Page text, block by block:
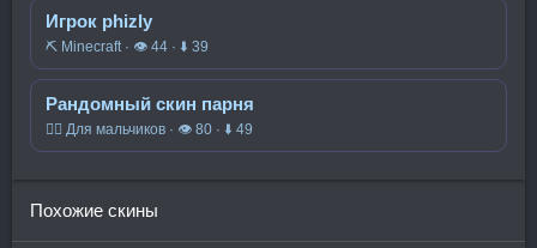
Игрок phizly
⛏️ Minecraft · 👁 44 · ⬇ 39
Рандомный скин парня
🧍‍♂️ Для мальчиков · 👁 80 · ⬇ 49
Похожие скины